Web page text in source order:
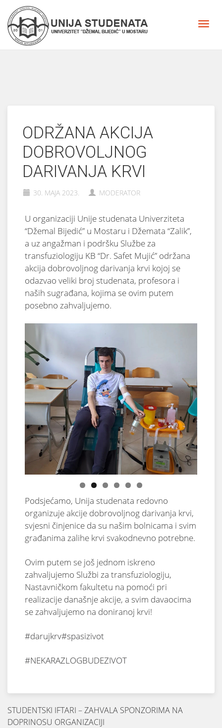
ODRŽANA AKCIJA
DOBROVOLJNOG
DARIVANJA KRVI
30. MAJA 2023. MODERATOR
U organizaciji Unije studenata Univerziteta
“Džemal Bijedić” u Mostaru i Džemata “Zalik”,
a uz angažman i podršku Službe za
transfuziologiju KB “Dr. Safet Mujić” održana
akcija dobrovoljnog darivanja krvi kojoj se
odazvao veliki broj studenata, profesora i
naših sugrađana, kojima se ovim putem
posebno zahvaljujemo.
Podsjećamo, Unija studenata redovno
organizuje akcije dobrovoljnog darivanja krvi,
svjesni činjenice da su našim bolnicama i svim
građanima zalihe krvi svakodnevno potrebne.
Ovim putem se još jednom iskreno
zahvaljujemo Službi za transfuziologiju,
Nastavničkom fakultetu na pomoći pri
realizacije današnje akcije, a svim davaocima
se zahvaljujemo na doniranoj krvi!
#darujkrv#spasizivot
#NEKARAZLOGBUDEZIVOT
STUDENTSKI IFTARI – ZAHVALA SPONZORIMA NA
DOPRINOSU ORGANIZACIJI